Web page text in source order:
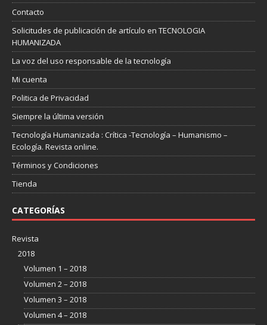
Contacto
Solicitudes de publicación de artículo en TECNOLOGIA
HUMANIZADA
La voz del uso responsable de la tecnología
Mi cuenta
Politica de Privacidad
Siempre la última versión
Tecnología Humanizada : Crítica -Tecnología – Humanismo –
Ecología. Revista online.
Términos y Condiciones
Tienda
CATEGORÍAS
Revista
2018
Volumen 1 – 2018
Volumen 2 – 2018
Volumen 3 – 2018
Volumen 4 – 2018